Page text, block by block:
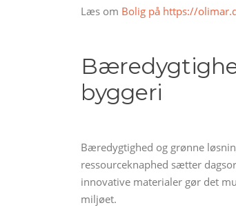
Læs om Bolig på https://
byggeri
Bæredygtighed og grønne
ressourceknaphed sætter
innovative materialer gør det
miljøet.